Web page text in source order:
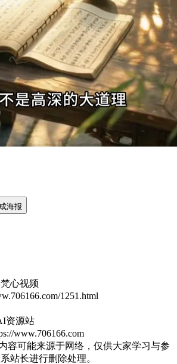
海报
心视频
1251.html
资源站
www.706166.com
容可能来源于网络，仅供大家学习与参
站长进行删除处理。